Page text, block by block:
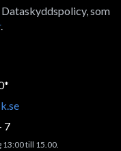
som
.
7
till 15.00.